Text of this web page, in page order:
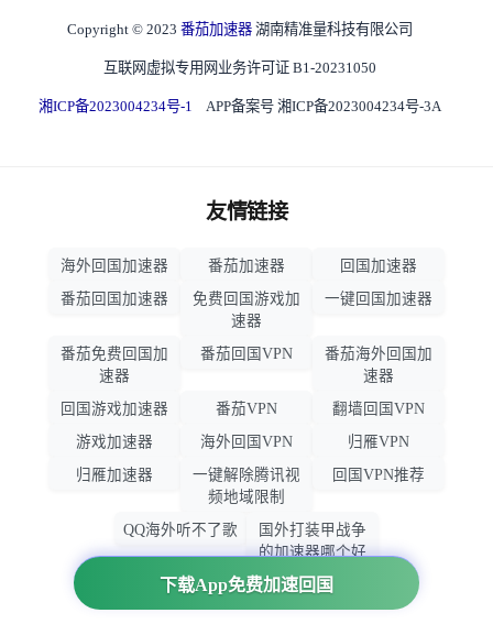
下载App免费加速回国
Copyright © 2023 番茄加速器 湖南精准量科技有限公司
互联网虚拟专用网业务许可证 B1-20231050
湘ICP备2023004234号-1 APP备案号 湘ICP备2023004234号-3A
友情链接
海外回国加速器 番茄加速器
回国加速器
番茄回国加速器
免费回国游戏加
速器
一键回国加速器
番茄免费回国加
速器
番茄回国VPN
番茄海外回国加
速器
回国游戏加速器
番茄VPN
翻墙回国VPN
游戏加速器
海外回国VPN
归雁VPN
归雁加速器
一键解除腾讯视
频地域限制
回国VPN推荐
QQ海外听不了歌
国外打装甲战争
的加速器哪个好
用